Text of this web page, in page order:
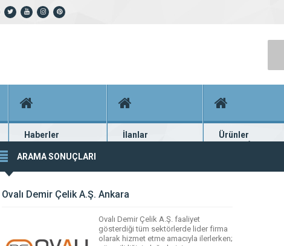
Haberler
En güncel haberler
İlanlar
Güncel seri ilanlar
Ürünler
Binlerce firma
ARAMA SONUÇLARI
Ovalı Demir Çelik A.Ş. Ankara
Ovalı Demir Çelik A.Ş. faaliyet
gösterdiği tüm sektörlerde lider firma
olarak hizmet etme amacıyla ilerlerken;